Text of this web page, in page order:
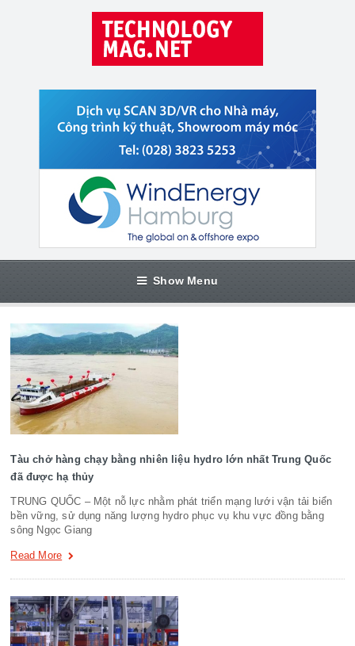
Show Menu
Tàu chở hàng chạy bằng nhiên liệu hydro lớn nhất Trung Quốc
đã được hạ thủy
TRUNG QUỐC – Một nỗ lực nhằm phát triển mạng lưới vận tải biển
bền vững, sử dụng năng lượng hydro phục vụ khu vực đồng bằng
sông Ngọc Giang
Read More